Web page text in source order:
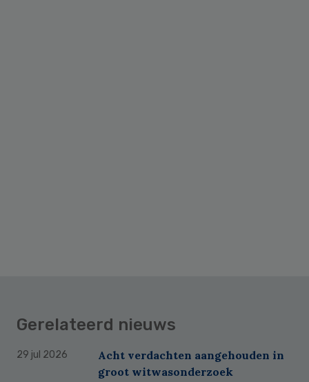
Gerelateerd nieuws
29 jul 2026
Acht verdachten aangehouden in
groot witwasonderzoek